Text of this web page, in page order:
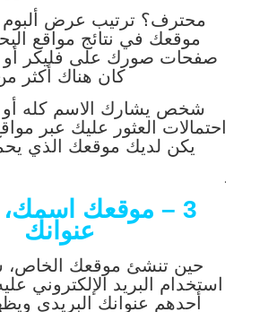
محترف؟ ترتيب عرض
موقعك في نتائج مواقع
صفحات صورك على فليكر أو
كان هناك أكثر
شخص يشارك الاسم كله
احتمالات العثور عليك عبر
يكن لديك موقعك الذي
.
3 – موقعك اسمك،
عنوانك
حين تنشئ موقعك الخاص،
استخدام البريد الإلكتروني
أحدهم عنوانك البريدي